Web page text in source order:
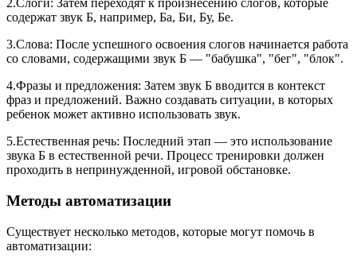
2.Слоги: Затем переходят к произнесению слогов, которые
содержат звук Б, например, Ба, Би, Бу, Бе.
3.Слова: После успешного освоения слогов начинается работа
со словами, содержащими звук Б — "бабушка", "бег", "блок".
4.Фразы и предложения: Затем звук Б вводится в контекст
фраз и предложений. Важно создавать ситуации, в которых
ребенок может активно использовать звук.
5.Естественная речь: Последний этап — это использование
звука Б в естественной речи. Процесс тренировки должен
проходить в непринужденной, игровой обстановке.
Методы автоматизации
Существует несколько методов, которые могут помочь в
автоматизации: